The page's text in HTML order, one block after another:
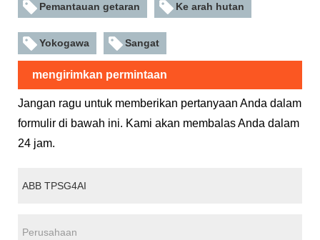
Pemantauan getaran Ke arah hutan
Yokogawa Sangat
mengirimkan permintaan
Jangan ragu untuk memberikan pertanyaan Anda dalam
formulir di bawah ini. Kami akan membalas Anda dalam
24 jam.